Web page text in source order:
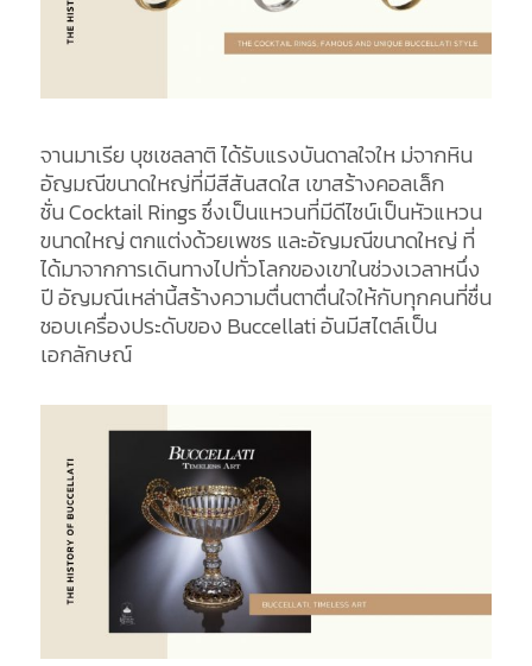
จานมาเรียบุชเชลลาติได้รับแรงบันดาลใจให ม่จากหิน
อัญมณีขนาดใหญ่ที่มีสีสันสดใส เขาสร้างคอลเล็ก
ชั่นCocktailRingsซึ่งเป็นแหวนที่มีดีไซน์เป็นหัวแหวน
ขนาดใหญ่ตกแต่งด้วยเพชร และอัญมณีขนาดใหญ่ที่
ได้มาจากการเดินทางไปทั่วโลกของเขาในช่วงเวลาหนึ่ง
ปีอัญมณีเหล่านี้สร้างความตื่นตาตื่นใจให้กับทุกคนที่ชื่น
ชอบเครื่องประดับของ Buccellatiอันมีสไตล์เป็น
เอกลักษณ์